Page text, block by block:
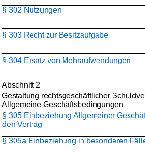
§ 302 Nutzungen
§ 303 Recht zur Besitzaufgabe
§ 304 Ersatz von Mehraufwendungen
Abschnitt 2
Gestaltung rechtsgeschäftlicher
Allgemeine Geschäftsbedingungen
§ 305 Einbeziehung Allgemeiner
den Vertrag
§ 305a Einbeziehung in besonderen